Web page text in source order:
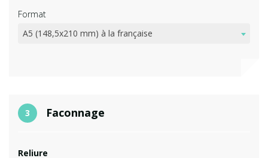
Format
A5 (148,5x210 mm) à la française
3 Faconnage